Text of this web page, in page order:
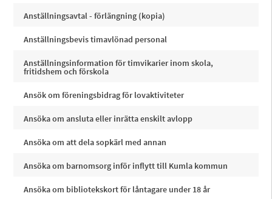
Anställningsavtal - förlängning (kopia)
Anställningsbevis timavlönad personal
Anställningsinformation för timvikarier inom skola,
fritidshem och förskola
Ansök om föreningsbidrag för lovaktiviteter
Ansöka om ansluta eller inrätta enskilt avlopp
Ansöka om att dela sopkärl med annan
Ansöka om barnomsorg inför inflytt till Kumla kommun
Ansöka om bibliotekskort för låntagare under 18 år